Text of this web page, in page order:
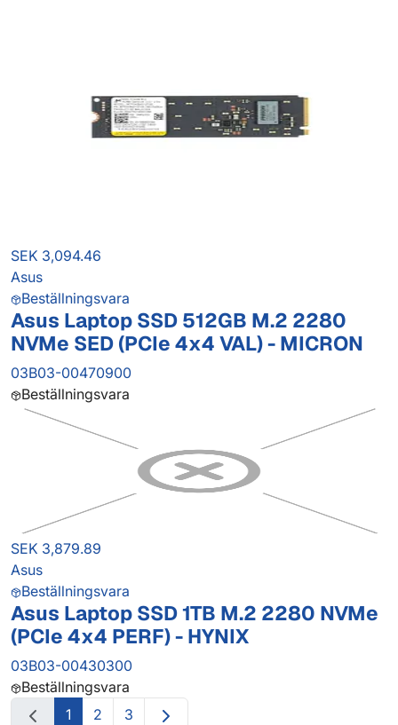
SEK 3,094.46
Asus
Beställningsvara
Asus Laptop SSD 512GB M.2 2280
NVMe SED (PCIe 4x4 VAL) - MICRON
03B03-00470900
Beställningsvara
SEK 3,879.89
Asus
Beställningsvara
Asus Laptop SSD 1TB M.2 2280 NVMe
(PCIe 4x4 PERF) - HYNIX
03B03-00430300
Beställningsvara
1
2 3